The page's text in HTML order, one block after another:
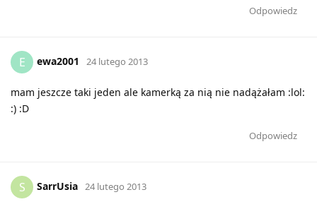
Odpowiedz
E ewa2001 24 lutego 2013
mam jeszcze taki jeden ale kamerką za nią nie nadążałam :lol:
:) :D
Odpowiedz
S SarrUsia 24 lutego 2013